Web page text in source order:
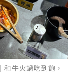
牛火鍋吃到飽，